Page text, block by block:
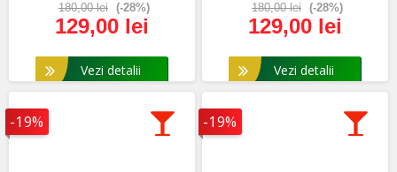
180,00 lei (-28%)
129,00 lei
Vezi detalii
180,00 lei (-28%)
129,00 lei
Vezi detalii
-19% -19%